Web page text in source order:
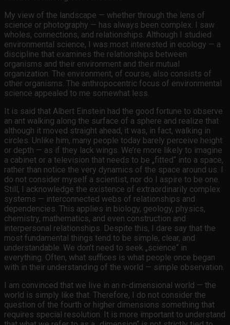
My view of the landscape — whether through the lens of
science or photography — has always been complex. I saw
wholes, connections, and relationships. Although I studied
environmental science, I was most interested in ecology — a
discipline that examines the relationships between
organisms and their environment and their mutual
organization. The environment, of course, also consists of
other organisms. The anthropocentric focus of environmental
science appealed to me somewhat less.
It is said that Albert Einstein had the good fortune to observe
an ant walking along the surface of a sphere and realize that
although it moved straight ahead, it was, in fact, walking in
circles. Unlike him, many people today barely perceive height
or depth — as if they lack wings. We’re more likely to imagine
a cabinet or a television that needs to be „fitted“ into a space,
rather than notice the very dynamics of the space around us. I
do not consider myself a scientist, nor do I aspire to be one.
Still, I acknowledge the existence of extraordinarily complex
systems — interconnected webs of relationships and
dependencies. This applies in biology, geology, physics,
chemistry, mathematics, and even construction and
interpersonal relationships. Despite this, I dare say that the
most fundamental things tend to be simple, clear, and
understandable. We don’t need to seek „science“ in
everything. Often, what suffices is what people once began
with in their understanding of the world — simple observation.
I am convinced that we live in an n-dimensional world — the
world is simply like that. Therefore, I do not consider the
question of the fourth or higher dimensions something that
requires special resolution. It is more important to understand